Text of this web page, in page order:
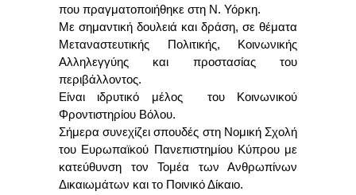
που πραγματοποιήθηκε στη Ν. Υόρκη.
Με σημαντική δουλειά και δράση, σε θέματα
Μεταναστευτικής Πολιτικής, Κοινωνικής
Αλληλεγγύης και προστασίας του
περιβάλλοντος.
Είναι ιδρυτικό μέλος του Κοινωνικού
Φροντιστηρίου Βόλου.
Σήμερα συνεχίζει σπουδές στη Νομική Σχολή
του Ευρωπαϊκού Πανεπιστημίου Κύπρου με
κατεύθυνση τον Τομέα των Ανθρωπίνων
Δικαιωμάτων και το Ποινικό Δίκαιο.